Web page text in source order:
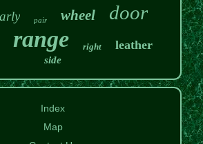
pair wheel door
range right leather
side
Index
Map